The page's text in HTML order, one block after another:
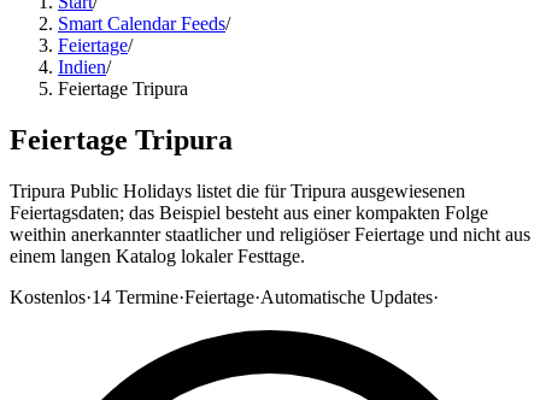
Smart Calendar Feeds/
Feiertage/
Indien/
Feiertage Tripura
Feiertage Tripura
Tripura Public Holidays listet die für Tripura ausgewiesenen
Feiertagsdaten; das Beispiel besteht aus einer kompakten Folge
weithin anerkannter staatlicher und religiöser Feiertage und nicht aus
einem langen Katalog lokaler Festtage.
Kostenlos·14 Termine·Feiertage·Automatische Updates·